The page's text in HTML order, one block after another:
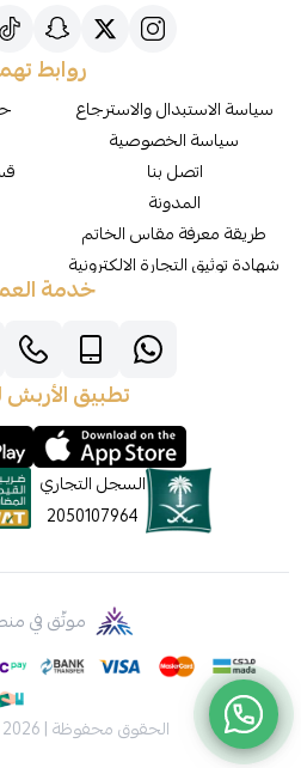
روابط
سياسة الاستبدال والاسترجاع
سياسة الخصوصية
اتصل بنا
المدونة
طريقة معرفة مقاس الخاتم
شهادة توثيق التجارة الالكترونية
خدمة
تطبيق
السجل التجاري
2050107964
موثّق في
الحقوق محفوظة | 2026